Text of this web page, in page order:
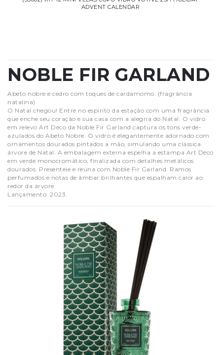
ADVENT CALENDAR
NOBLE FIR GARLAND
Abeto nobre e cedro com toques de cardamomo. (fragrância
natalina)
O Natal chegou! Entre no espírito da estação com uma fragrância
que enche seu coração e sua casa com a alegria do Natal. O vidro
em relevo Art Déco da Noble Fir Garland captura os tons verde-
azulados do Abeto Nobre. O vidro é elegantemente adornado com
ornamentos dourados pintados a mão, simulando uma clássica
árvore de Natal. A embalagem externa espelha a estampa Art Déco
em verde monocromático, finalizada com detalhes metálicos
dourados. Presenteie e reúna com Noble Fir Garland. Ramos
perfumados e notas de âmbar brilhantes que espalham calor ao
redor da árvore.
Lançamento: 2023.